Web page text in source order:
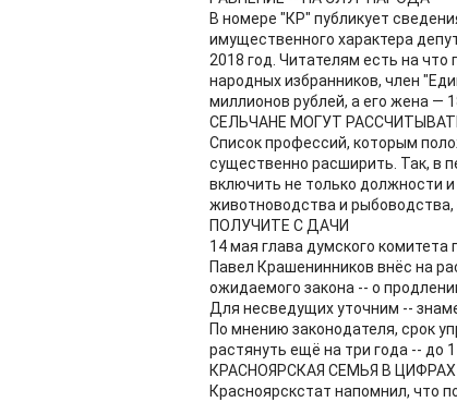
В номере "КР" публикует
имущественного характера
2018 год. Читателям есть на что
народных избранников, член
миллионов рублей, а его жена —
СЕЛЬЧАНЕ МОГУТ
Список профессий, которым
существенно расширить. Так, в
включить не только должности
животноводства и рыбоводства,
ПОЛУЧИТЕ С ДАЧИ
14 мая глава думского комитета
Павел Крашенинников внёс на
ожидаемого закона -- о
Для несведущих уточним --
По мнению законодателя, срок
растянуть ещё на три года -- до
КРАСНОЯРСКАЯ СЕМЬЯ В ЦИФРАХ
Красноярскстат напомнил, что